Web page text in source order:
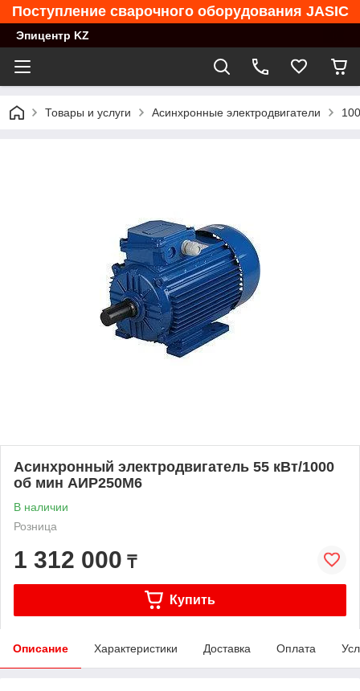
Поступление сварочного оборудования JASIC
Эпицентр KZ
Товары и услуги Асинхронные электродвигатели
Асинхронный электродвигатель 55 кВт/1000
об мин АИР250М6
В наличии
Розница
1 312 000 ₸
Купить
Описание Характеристики Доставка Оплата